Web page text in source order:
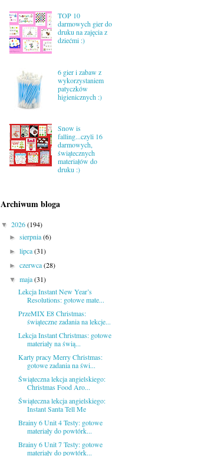
TOP 10
darmowych gier do
druku na zajęcia z
dziećmi :)
6 gier i zabaw z
wykorzystaniem
patyczków
higienicznych :)
Snow is
falling...czyli 16
darmowych,
świątecznych
materiałów do
druku :)
Archiwum bloga
▼ 2026(194)
►sierpnia(6)
►lipca(31)
►czerwca(28)
▼maja(31)
Lekcja Instant New Year’s
Resolutions: gotowe mate...
PrzeMIX E8 Christmas:
świąteczne zadania na lekcje...
Lekcja Instant Christmas: gotowe
materiały na świą...
Karty pracy Merry Christmas:
gotowe zadania na świ...
Świąteczna lekcja angielskiego:
Christmas Food Aro...
Świąteczna lekcja angielskiego:
Instant Santa Tell Me
Brainy 6 Unit 4 Testy: gotowe
materiały do powtórk...
Brainy 6 Unit 7 Testy: gotowe
materiały do powtórk...